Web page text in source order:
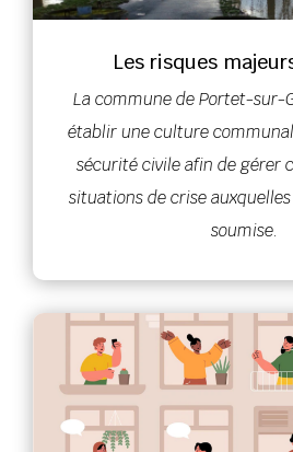
Les risques
La commune de Portet-sur-
établir une culture
sécurité civile afin de gérer
situations de crise
soumise.